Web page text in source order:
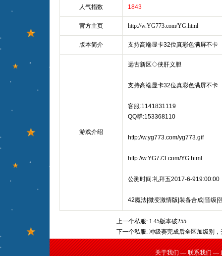
人气指数 1843
官方主页 http://w.YG773.com/YG.html
版本简介 支持高端显卡32位真彩色满屏不卡
游戏介绍
远古新区◇侠肝义胆
支持高端显卡32位真彩色满屏不卡
客服:1141831119
QQ群:153368110
http://w.yg773.com/yg773.gif
http://w.YG773.com/YG.html
公测时间:礼拜五2017-6-919:00:00
42魔法|微变激情版|装备合成|晋级|
上一个私服: 1.45版本破255.
下一个私服: 冲级赛完成后全区加级别
关于我们 — 联系我们 —